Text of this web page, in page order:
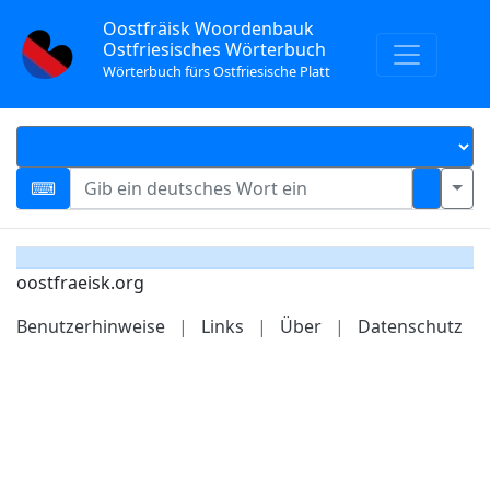
Oostfräisk Woordenbauk
Ostfriesisches Wörterbuch
Wörterbuch fürs Ostfriesische Platt
oostfraeisk.org
Benutzerhinweise
| Links | Über | Datenschutz